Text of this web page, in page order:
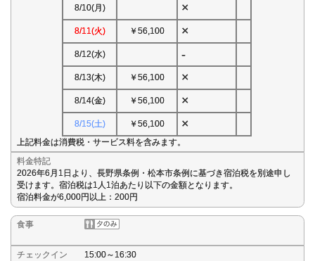
8/10(月) ×
8/11(火) ￥56,100 ×
8/12(水) -
8/13(木) ￥56,100 ×
8/14(金) ￥56,100 ×
8/15(土) ￥56,100 ×
上記料金は消費税・サービス料を含みます。
料金特記
2026年6月1日より、長野県条例・松本市条例に基づき宿泊税を別途申し
受けます。宿泊税は1人1泊あたり以下の金額となります。
宿泊料金が6,000円以上：200円
食事
チェックイン
15:00～16:30